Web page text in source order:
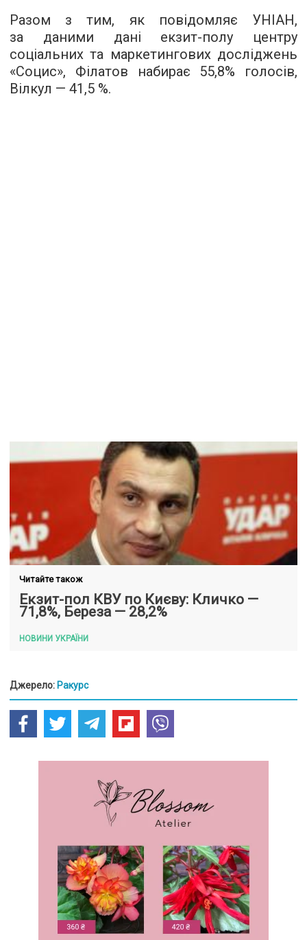
Разом з тим, як повідомляє УНІАН,
за даними дані екзит-полу центру
соціальних та маркетингових досліджень
«Социс», Філатов набирає 55,8% голосів,
Вілкул — 41,5 %.
Читайте також
Екзит-пол КВУ по Києву: Кличко —
71,8%, Береза — 28,2%
НОВИНИ УКРАЇНИ
Джерело: Ракурс